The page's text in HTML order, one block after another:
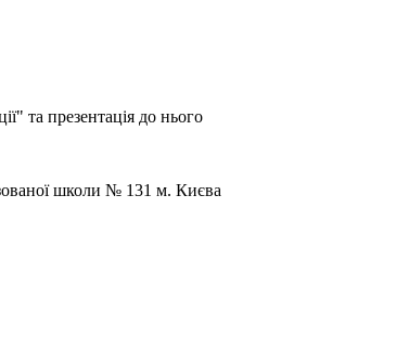
та презентація до нього
школи № 131 м. Києва